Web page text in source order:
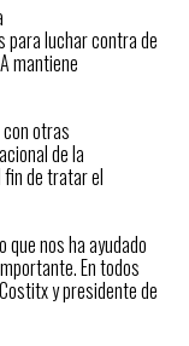
para luchar contra de
mantiene
otras
de la
fin de tratar el
nos ha ayudado
En todos
y presidente de